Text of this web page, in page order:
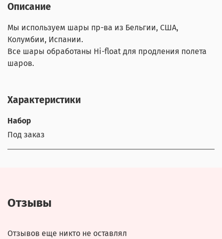
Описание
Мы используем шары пр-ва из Бельгии, США,
Колумбии, Испании.
Все шары обработаны Hi-float для продления полета
шаров.
Характеристики
Набор
Под заказ
Отзывы
Отзывов еще никто не оставлял